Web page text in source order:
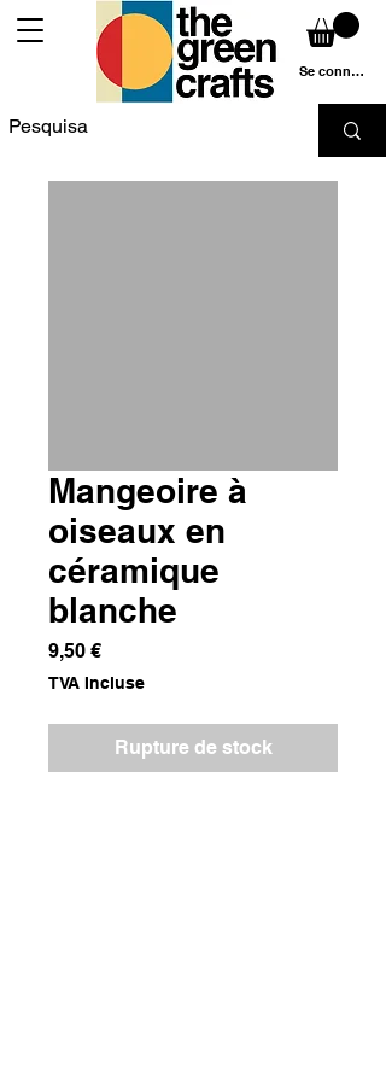
Se connecter
Mangeoire à
oiseaux en
céramique
blanche
9,50 €Prix
TVA Incluse
Rupture de stock